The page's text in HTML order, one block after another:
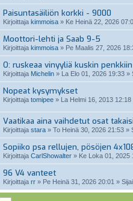
Paisuntasäiliön korkki - 9000
Kirjoittaja kimmoisa » Ke Heinä 22, 2026
Moottori-lehti ja Saab 9-5
Kirjoittaja kimmoisa » Pe Maalis 27, 2026
O: ruskeaa vinyyliä kuskin penkkiin
Kirjoittaja Michelin » La Elo 01, 2026 19:33 »
Nopeat kysymykset
Kirjoittaja tomipee » La Helmi 16, 2013 12:18
Vaatikaa aina vaihdetut osat
Kirjoittaja stara » To Heinä 30, 2026 21:53 »
Sopiiko psa rellujen, pösöjen
Kirjoittaja CarlShowalter » Ke Loka 01, 2025
96 V4 vanteet
Kirjoittaja rr » Pe Heinä 31, 2026 20:01 »